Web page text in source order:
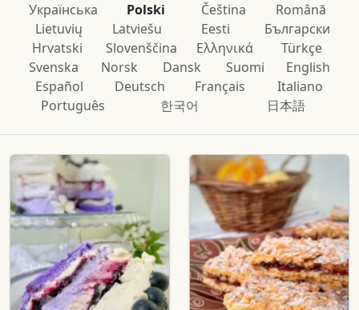
Українська Polski Čeština
Română
Lietuvių
Latviešu Eesti
Български
Hrvatski
Slovenščina Ελληνικά
Türkçe
Svenska
Norsk Dansk Suomi
English
Español
Deutsch Français
Italiano
Português
한국어 日本語